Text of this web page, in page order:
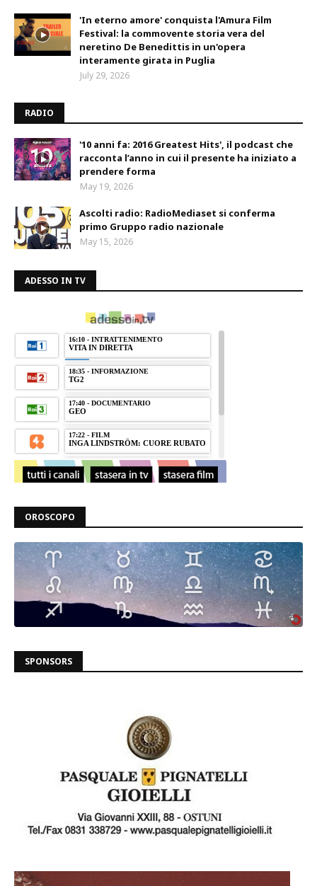
'In eterno amore' conquista l'Amura Film
Festival: la commovente storia vera del
neretino De Benedittis in un'opera
interamente girata in Puglia
July 29, 2026
RADIO
'10 anni fa: 2016 Greatest Hits', il podcast che
racconta l’anno in cui il presente ha iniziato a
prendere forma
May 19, 2026
Ascolti radio: RadioMediaset si conferma
primo Gruppo radio nazionale
May 15, 2026
ADESSO IN TV
OROSCOPO
SPONSORS